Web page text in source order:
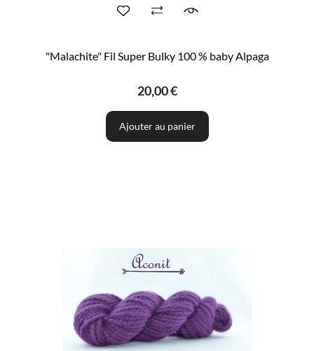
"Malachite" Fil Super Bulky 100 % baby Alpaga
20,00 €
Ajouter au panier